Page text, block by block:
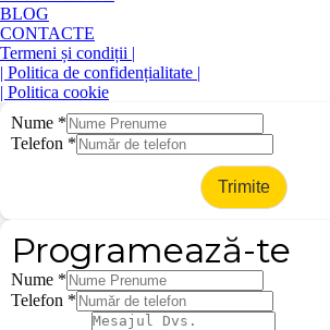
BLOG
CONTACTE
Termeni și condiții |
| Politica de confidențialitate |
| Politica cookie
Nume *
Telefon *
Trimite
Programează-te
Nume *
Telefon *